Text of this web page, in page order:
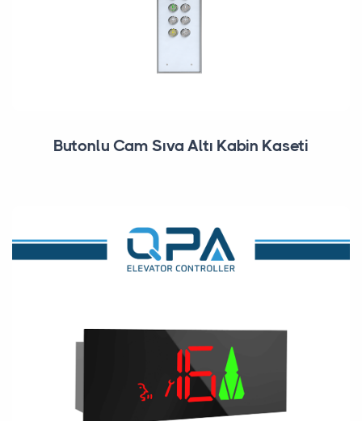
Butonlu Cam Sıva Altı Kabin Kaseti